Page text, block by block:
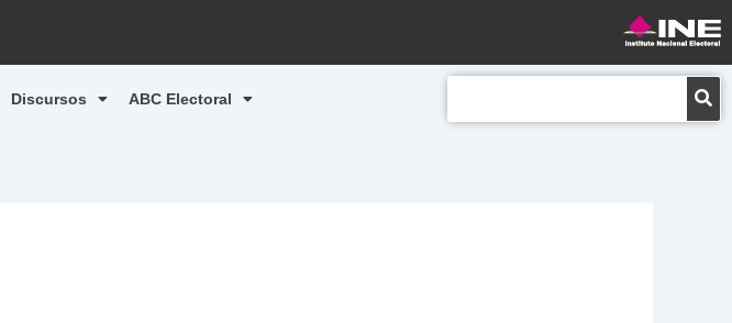
Discursos ABC Electoral